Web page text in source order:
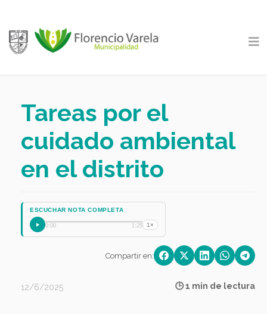
Tareas por el
cuidado ambiental
en el distrito
ESCUCHAR NOTA COMPLETA
0:00 1:25 1×
Compartir en:
12/6/2025 🕒 1 min de lectura